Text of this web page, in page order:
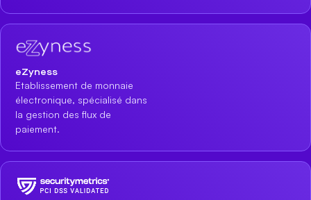
eZyness
Etablissement de monnaie
électronique, spécialisé dans
la gestion des flux de
paiement.